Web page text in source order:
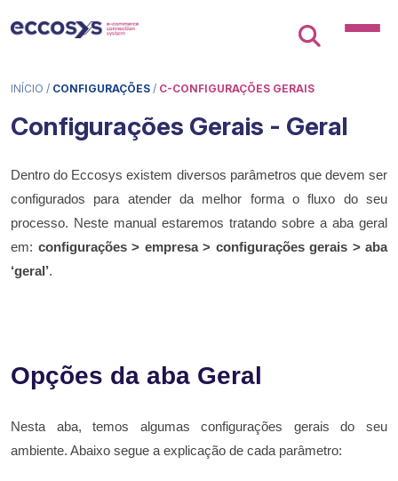
INÍCIO / CONFIGURAÇÕES / C-CONFIGURAÇÕES GERAIS
Configurações Gerais - Geral
Dentro do Eccosys existem diversos parâmetros que devem ser
configurados para atender da melhor forma o fluxo do seu
processo. Neste manual estaremos tratando sobre a aba geral
em: configurações > empresa > configurações gerais > aba
‘geral’.
Opções da aba Geral
Nesta aba, temos algumas configurações gerais do seu
ambiente. Abaixo segue a explicação de cada parâmetro: